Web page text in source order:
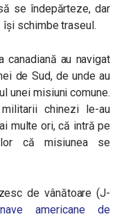
se îndepărteze, dar
schimbe traseul.
canadiană au navigat
de Sud, de unde au
unei misiuni comune.
chinezi le-au
multe ori, că intră pe
că misiunea se
de vânătoare (J-
americane de